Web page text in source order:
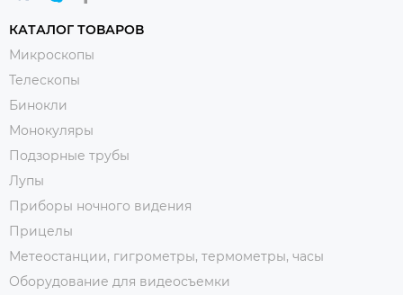
КАТАЛОГ ТОВАРОВ
Микроскопы
Телескопы
Бинокли
Монокуляры
Подзорные трубы
Лупы
Приборы ночного видения
Прицелы
Метеостанции, гигрометры, термометры, часы
Оборудование для видеосъемки